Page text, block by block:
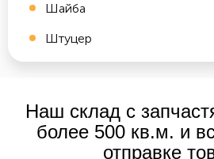
Шайба
Штуцер
Наш склад с
более 500 кв.м. и
отправке